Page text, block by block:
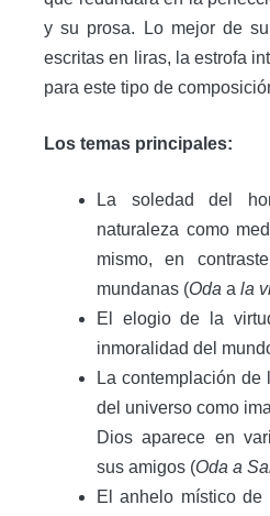
y su prosa. Lo mejor de
escritas en liras, la estrofa
para este tipo de
Los temas principales:
La soledad del
naturaleza como
mismo, en
mundanas (Oda a la
El elogio de la
inmoralidad del
La contemplación
del universo como
Dios aparece en
sus amigos (Oda a
El anhelo místico